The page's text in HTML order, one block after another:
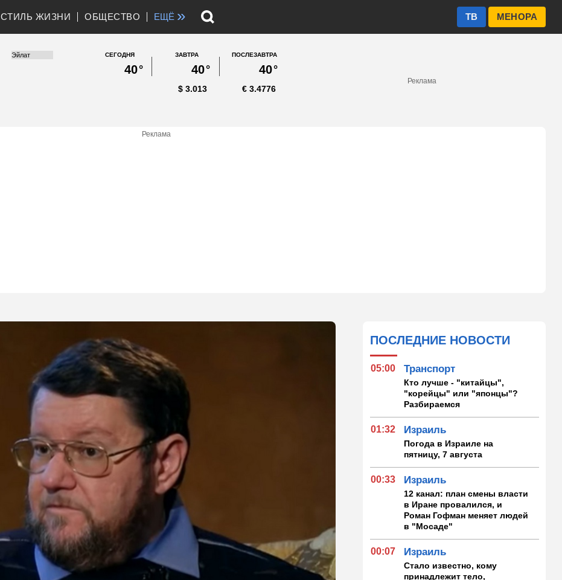
СТИЛЬ ЖИЗНИ ОБЩЕСТВО ЕЩЁ » МЕНОРА
ТВ
СЕГОДНЯ
40°
ЗАВТРА
40°
ПОСЛЕЗАВТРА
40°
3.013
$ 3.4776
€
Реклама
Реклама
ПОСЛЕДНИЕ НОВОСТИ
05:00 Транспорт
Кто лучше - "китайцы",
"корейцы" или "японцы"?
Разбираемся
01:32 Израиль
Погода в Израиле на
пятницу, 7 августа
00:33 Израиль
12 канал: план смены власти
в Иране провалился, и
Роман Гофман меняет людей
в "Мосаде"
00:07 Израиль
Стало известно, кому
принадлежит тело,